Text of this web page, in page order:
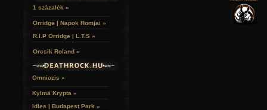
HELYEK
RELIKVIÁK
VERSEK
1 százalék »
Orridge | Napok Romjai »
R.I.P Orridge | L.T.S »
Orcsik Roland »
Omniozis »
Kylmä Krypta »
Idles | Budapest Park »